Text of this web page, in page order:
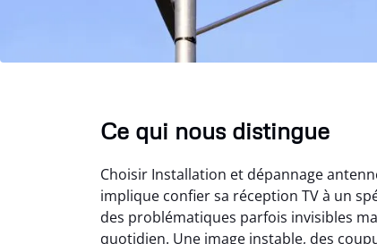
Ce qui nous distingue
Choisir Installation et dépannage
implique confier sa réception TV à un
des problématiques parfois invisibles
quotidien. Une image instable, des